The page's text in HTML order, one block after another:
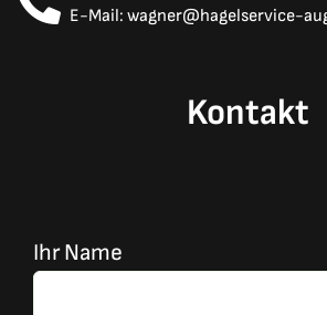
So arbeiten wir
E-Mail: wagner@hagelservice-
Kontakt
Ihr Name